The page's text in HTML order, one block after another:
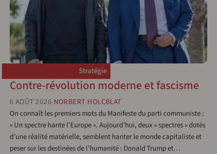
Stratégie
Contre-révolution moderne et fascisme
6 AOÛT 2026 NORBERT HOLCBLAT
On connaît les premiers mots du Manifeste du parti communiste :
« Un spectre hante l’Europe ». Aujourd’hui, deux « spectres » dotés
d’une réalité matérielle, semblent hanter le monde capitaliste et
peser sur les destinées de l’humanité : Donald Trump et…